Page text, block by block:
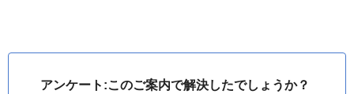
アンケート:このご案内で解決したでしょうか？